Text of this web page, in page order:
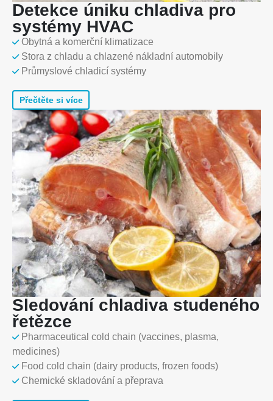
Detekce úniku chladiva pro
systémy HVAC
Obytná a komerční klimatizace
Stora z chladu a chlazené nákladní automobily
Průmyslové chladicí systémy
Přečtěte si více
Sledování chladiva studeného
řetězce
Pharmaceutical cold chain (vaccines, plasma,
medicines)
Food cold chain (dairy products, frozen foods)
Chemické skladování a přeprava